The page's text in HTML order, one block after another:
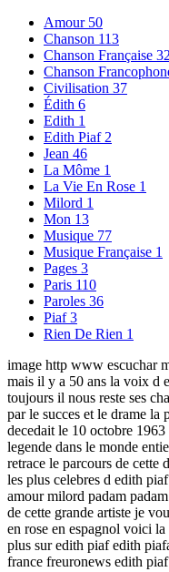
Amour 50
Chanson 113
Chanson Française 32
Chanson
Civilisation 37
Édith 6
Edith 1
Edith Piaf 2
Jean 46
La Môme 1
La Vie En Rose 1
Milord 1
Mon 13
Musique 77
Musique Française 1
Pages 3
Paris 110
Paroles 36
Piaf3
Rien De Rien 1
image http www escuchar
mais il y a 50 ans la voix d
toujours il nous reste ses
par le succes et le drame la
decedait le 10 octobre
legende dans le monde
retrace le parcours de cette
les plus celebres d edith
amour milord padam
de cette grande artiste je
en rose en espagnol voici
plus sur edith piaf edith
france freuronews edith